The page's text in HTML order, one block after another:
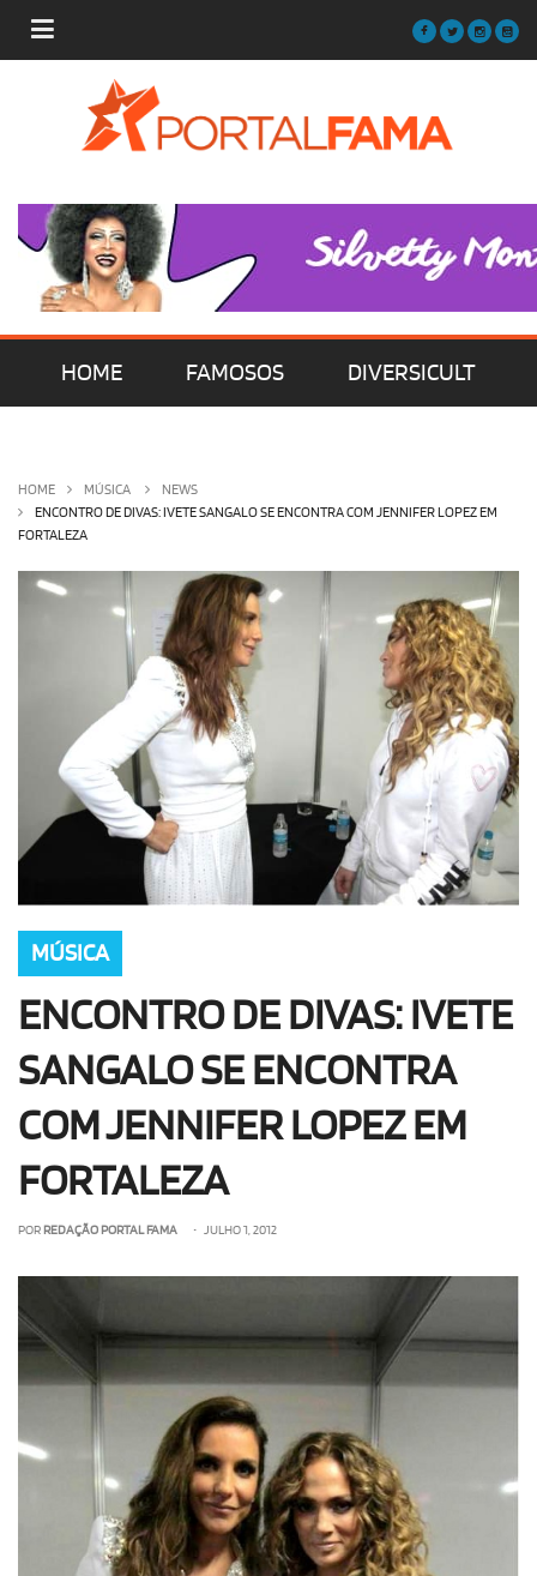
HOME FAMOSOS DIVERSICULT
OLHA ISSO! EU QUERO!
HOME MÚSICA
NEWS
ENCONTRO DE DIVAS: IVETE SANGALO SE ENCONTRA COM JENNIFER LOPEZ EM
FORTALEZA
MÚSICA
ENCONTRO DE DIVAS: IVETE
SANGALO SE ENCONTRA
COM JENNIFER LOPEZ EM
FORTALEZA
POR REDAÇÃO PORTAL FAMA • JULHO 1, 2012